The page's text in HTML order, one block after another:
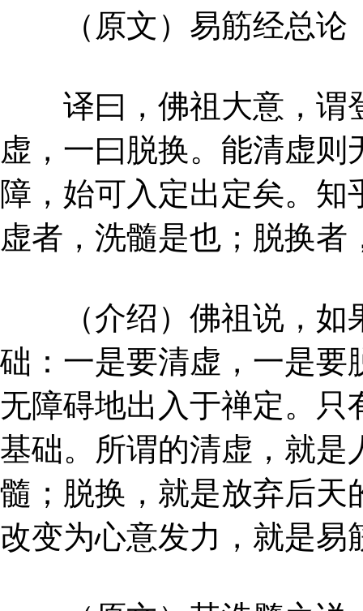
（原文）易筋经总论
译曰，佛祖大意，谓
虚，一曰脱换。能清虚
障，始可入定出定矣。
虚者，洗髓是也；脱换者
（介绍）佛祖说，如
础：一是要清虚，一是要
无障碍地出入于禅定。
基础。所谓的清虚，就是
髓；脱换，就是放弃后天
改变为心意发力，就是易